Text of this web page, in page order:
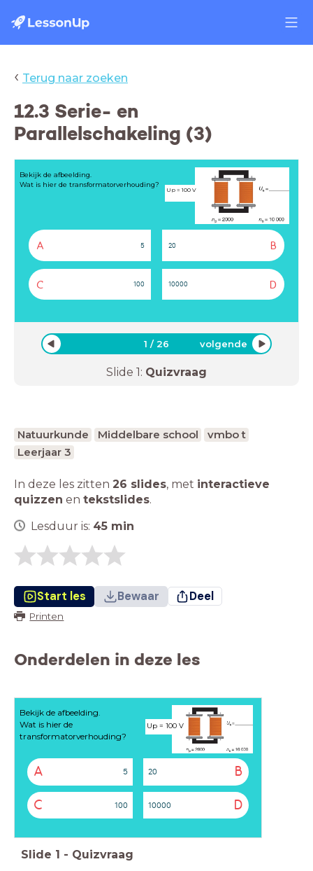
‹ Terug naar zoeken
12.3 Serie- en
Parallelschakeling (3)
Bekijk de afbeelding.
Wat is hier de transformatorverhouding?
Up = 100 V
A 5 B
20
C 100 D
10000
1 /26 volgende
Slide 1: Quizvraag
Natuurkunde Middelbare school
vmbo t
Leerjaar 3
In deze les zitten 26 slides, met interactieve
quizzen en tekstslides.
Lesduur is: 45 min
Start les Bewaar Deel
Printen
Onderdelen in deze les
Bekijk de afbeelding.
Wat is hier de
transformatorverhouding?
Up = 100 V
A 5 B
20
C 100 D
10000
Slide 1 - Quizvraag